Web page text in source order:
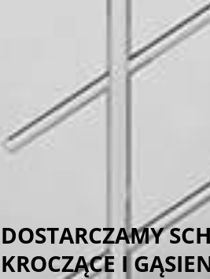
DOSTARCZAMY
KROCZĄCE I